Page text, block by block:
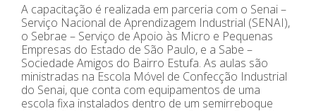
A capacitação é realizada em parceria com o Senai –
Serviço Nacional de Aprendizagem Industrial (SENAI),
o Sebrae – Serviço de Apoio às Micro e Pequenas
Empresas do Estado de São Paulo, e a Sabe –
Sociedade Amigos do Bairro Estufa. As aulas são
ministradas na Escola Móvel de Confecção Industrial
do Senai, que conta com equipamentos de uma
escola fixa instalados dentro de um semirreboque